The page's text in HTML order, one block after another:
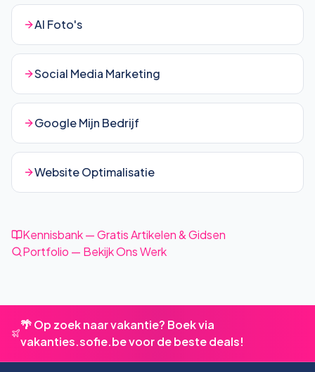
AI Foto's
Social Media Marketing
Google Mijn Bedrijf
Website Optimalisatie
Kennisbank — Gratis Artikelen & Gidsen
Portfolio — Bekijk Ons Werk
🌴 Op zoek naar vakantie? Boek via
vakanties.sofie.be voor de beste deals!